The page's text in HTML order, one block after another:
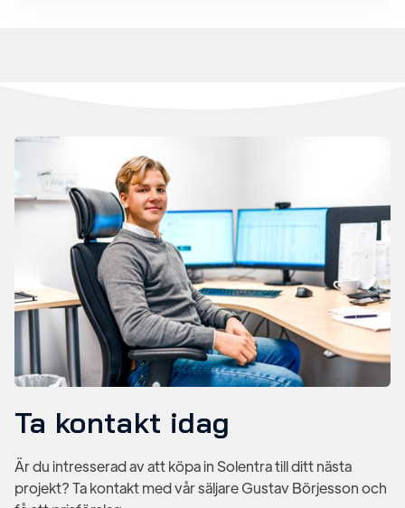
Ta kontakt idag
Är du intresserad av att köpa in Solentra till ditt nästa
projekt? Ta kontakt med vår säljare Gustav Börjesson och